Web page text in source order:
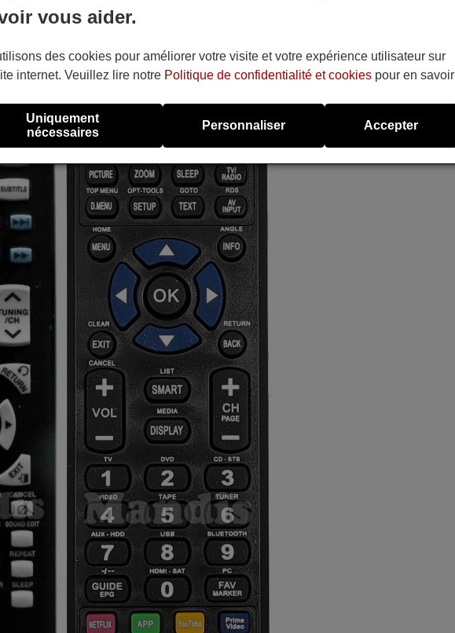
vous aider.
des cookies pour améliorer votre visite et votre expérience utilisateur sur
internet. Veuillez lire notre Politique de confidentialité et cookies pour en savoir
Uniquement
nécessaires
Personnaliser Accepter